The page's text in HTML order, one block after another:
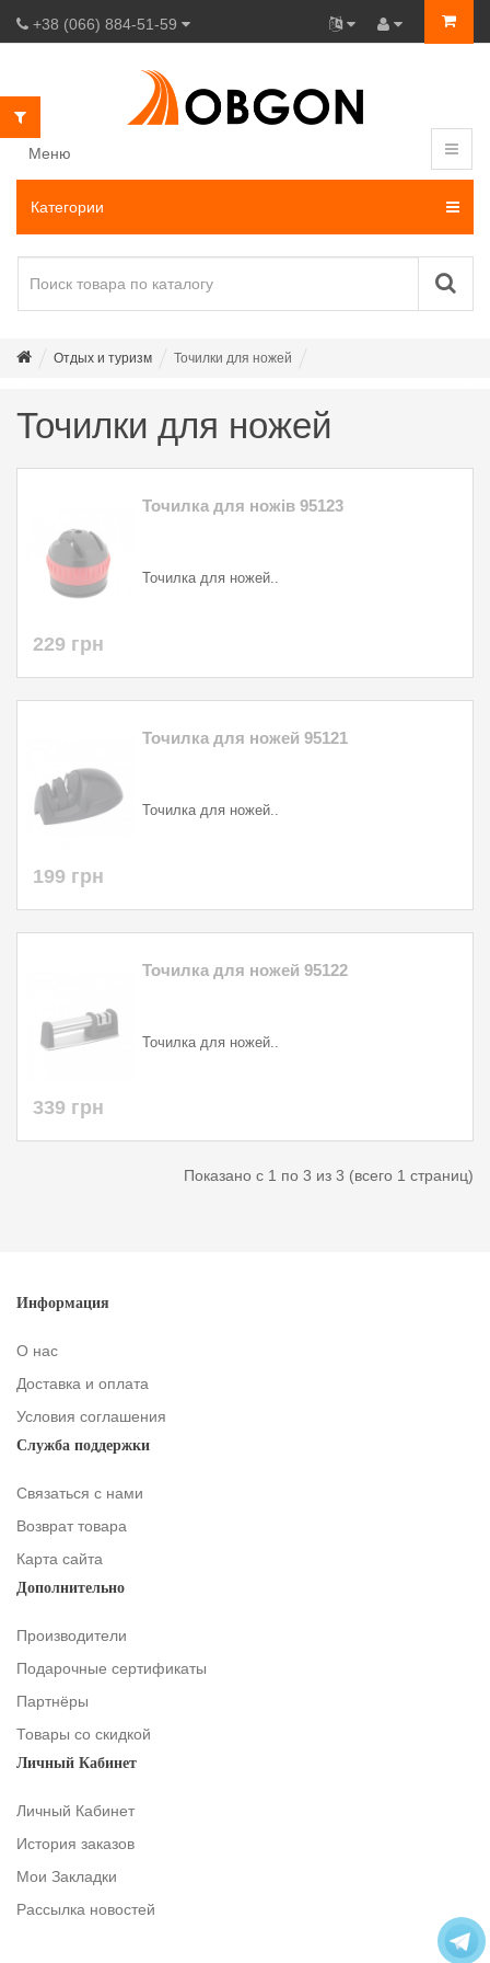
+38 (066) 884-51-59
Меню
Категории
Отдых и туризм Точилки для ножей
Точилки для ножей
Точилка для ножів 95123
Точилка для ножей..
229 грн
Точилка для ножей 95121
Точилка для ножей..
199 грн
Точилка для ножей 95122
Точилка для ножей..
339 грн
Показано с 1 по 3 из 3 (всего 1 страниц)
Информация
О нас
Доставка и оплата
Условия соглашения
Служба поддержки
Связаться с нами
Возврат товара
Карта сайта
Дополнительно
Производители
Подарочные сертификаты
Партнёры
Товары со скидкой
Личный Кабинет
Личный Кабинет
История заказов
Мои Закладки
Рассылка новостей